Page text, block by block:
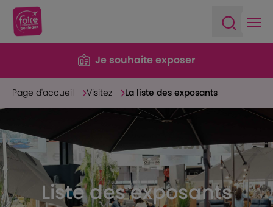
Je souhaite exposer
Page d'accueil Visitez La liste des exposants
Liste des exposants